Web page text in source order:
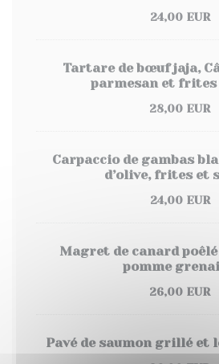
24,00 EUR
Tartare de bœuf jaja,
parmesan et frites
28,00 EUR
Carpaccio de gambas
d’olive, frites et
24,00 EUR
Magret de canard
pomme
26,00 EUR
Pavé de saumon grillé et